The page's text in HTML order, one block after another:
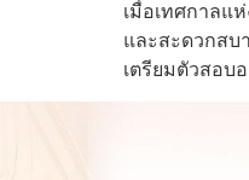
เมื่อเทศกาลแ
และสะดวกสบ
เตรียมตัวสอบ